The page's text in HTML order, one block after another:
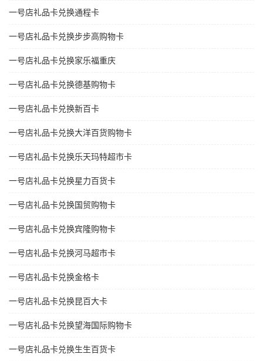
一号店礼品卡兑换通程卡
一号店礼品卡兑换步步高购物卡
一号店礼品卡兑换家乐福重庆
一号店礼品卡兑换德基购物卡
一号店礼品卡兑换新百卡
一号店礼品卡兑换大洋百货购物卡
一号店礼品卡兑换乐天玛特超市卡
一号店礼品卡兑换星力百货卡
一号店礼品卡兑换国贸购物卡
一号店礼品卡兑换宾隆购物卡
一号店礼品卡兑换河马超市卡
一号店礼品卡兑换金格卡
一号店礼品卡兑换昆百大卡
一号店礼品卡兑换望海国际购物卡
一号店礼品卡兑换生生百货卡